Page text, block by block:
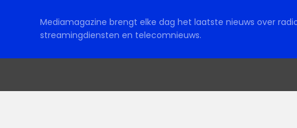
Mediamagazine brengt elke dag het laatste nieuws over
streamingdiensten en telecomnieuws.